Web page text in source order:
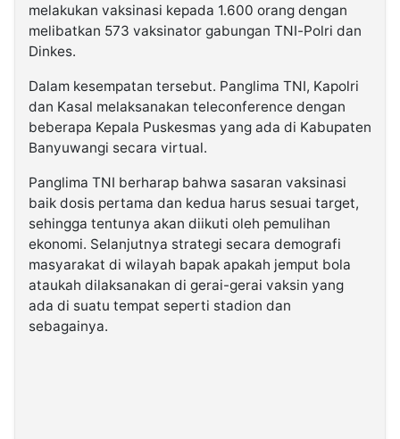
melakukan vaksinasi kepada 1.600 orang dengan
melibatkan 573 vaksinator gabungan TNI-Polri dan
Dinkes.
Dalam kesempatan tersebut. Panglima TNI, Kapolri
dan Kasal melaksanakan teleconference dengan
beberapa Kepala Puskesmas yang ada di Kabupaten
Banyuwangi secara virtual.
Panglima TNI berharap bahwa sasaran vaksinasi
baik dosis pertama dan kedua harus sesuai target,
sehingga tentunya akan diikuti oleh pemulihan
ekonomi. Selanjutnya strategi secara demografi
masyarakat di wilayah bapak apakah jemput bola
ataukah dilaksanakan di gerai-gerai vaksin yang
ada di suatu tempat seperti stadion dan
sebagainya.